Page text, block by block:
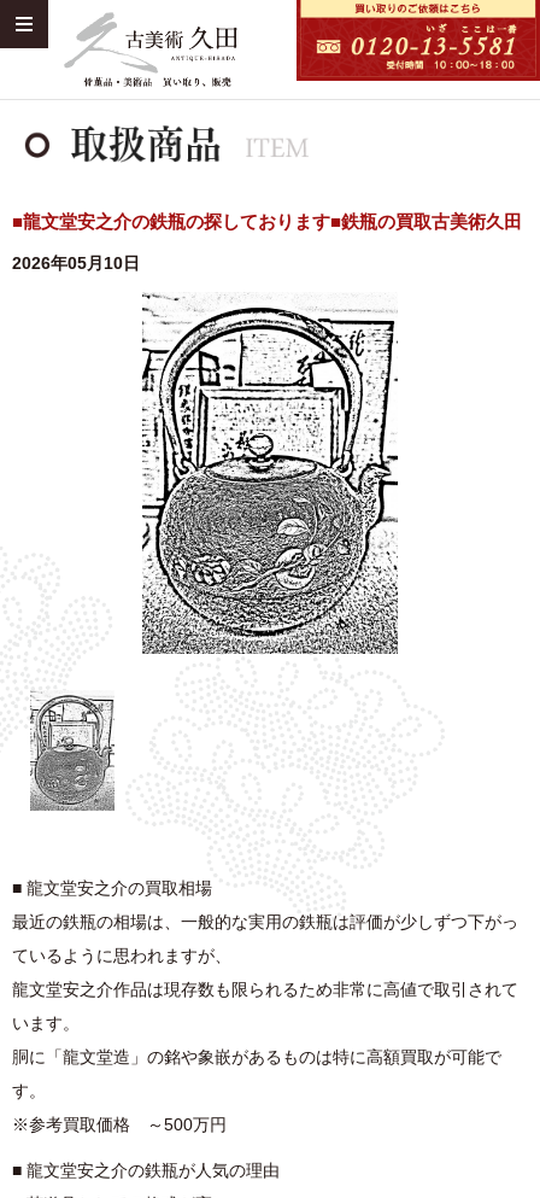
■龍文堂安之介の鉄瓶の探しております■鉄瓶の買取古美術久田
2026年05月10日
■ 龍文堂安之介の買取相場
最近の鉄瓶の相場は、一般的な実用の鉄瓶は評価が少しずつ下がっ
ているように思われますが、
龍文堂安之介作品は現存数も限られるため非常に高値で取引されて
います。
胴に「龍文堂造」の銘や象嵌があるものは特に高額買取が可能で
す。
※参考買取価格 ～500万円
■ 龍文堂安之介の鉄瓶が人気の理由